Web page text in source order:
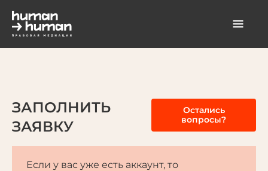
ЗАПОЛНИТЬ
ЗАЯВКУ
Остались
вопросы?
Если у вас уже есть аккаунт, то